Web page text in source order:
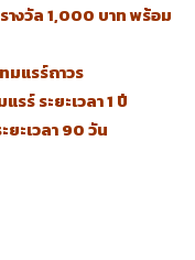
างวัล 1,000 บาท พร้อม
มแรร์ถาวร
รร์ ระยะเวลา 1 ปี
ยะเวลา 90 วัน